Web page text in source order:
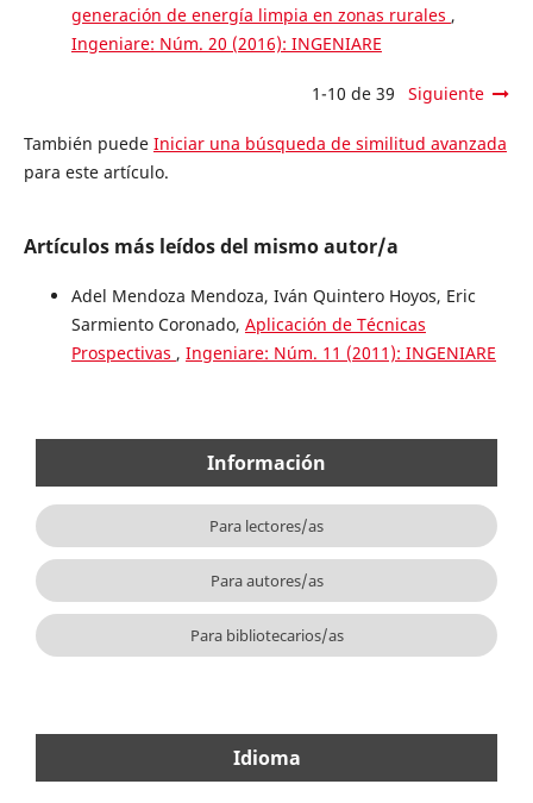
generación de energía limpia en zonas rurales ,
Ingeniare: Núm. 20 (2016): INGENIARE
1-10 de 39 Siguiente
También puede Iniciar una búsqueda de similitud avanzada
para este artículo.
Artículos más leídos del mismo autor/a
Adel Mendoza Mendoza, Iván Quintero Hoyos, Eric
Sarmiento Coronado, Aplicación de Técnicas
Prospectivas , Ingeniare: Núm. 11 (2011): INGENIARE
Información
Para lectores/as
Para autores/as
Para bibliotecarios/as
Idioma